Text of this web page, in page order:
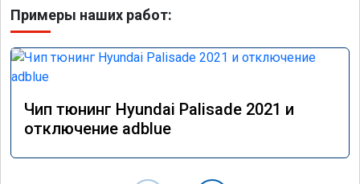
Примеры наших работ:
Чип тюнинг Hyundai Palisade 2021 и
отключение adblue